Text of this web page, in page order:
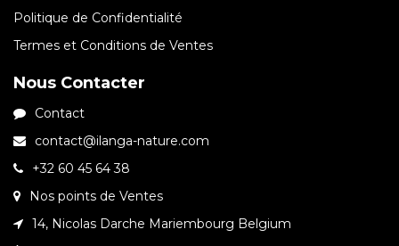
Politique de Confidentialité
Termes et Conditions de Ventes
Nous Contacter
Contact
contact@ilanga-nature.com
+32 60 45 64 38
Nos points de Ventes
14, Nicolas Darche Mariembourg Belgium